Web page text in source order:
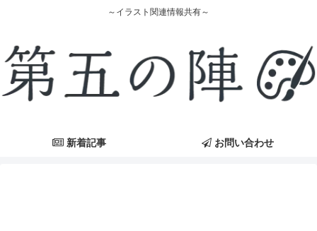
～イラスト関連情報共有～
新着記事 お問い合わせ